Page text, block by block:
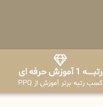
رتبــــــه 1 آموزش حرفه ای
کسب رتبه برتر آموزش از PPQ